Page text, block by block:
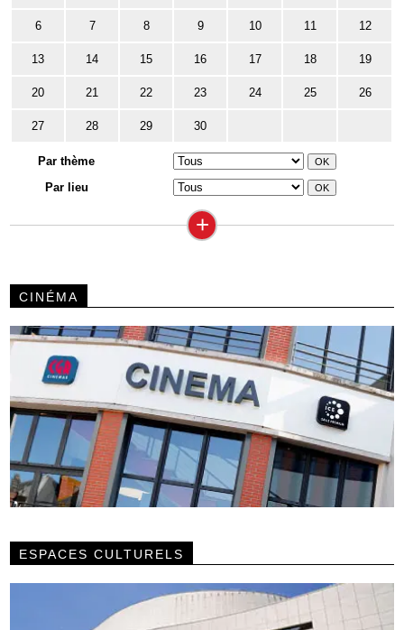
6 7 8 9 10 11 12
13 14 15 16 17 18 19
20 21 22 23 24 25 26
27 28 29 30
Par thème
Par lieu
+
CINÉMA
ESPACES CULTURELS